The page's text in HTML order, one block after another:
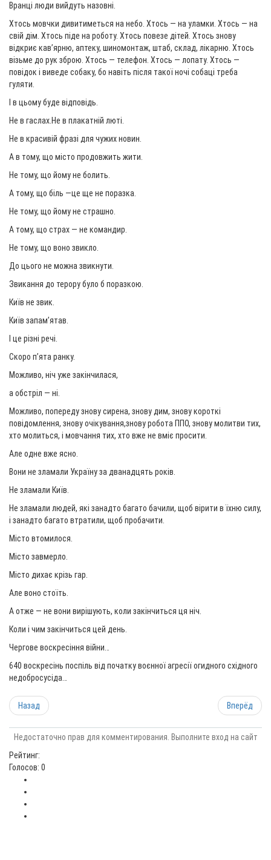
Вранці люди вийдуть назовні.
Хтось мовчки дивитиметься на небо. Хтось — на уламки. Хтось — на
свій дім. Хтось піде на роботу. Хтось повезе дітей. Хтось знову
відкриє кав’ярню, аптеку, шиномонтаж, штаб, склад, лікарню. Хтось
візьме до рук зброю. Хтось — телефон. Хтось — лопату. Хтось —
повідок і виведе собаку, бо навіть після такої ночі собаці треба
гуляти.
І в цьому буде відповідь.
Не в гаслах.Не в плакатній люті.
Не в красивій фразі для чужих новин.
А в тому, що місто продовжить жити.
Не тому, що йому не болить.
А тому, що біль —це ще не поразка.
Не тому, що йому не страшно.
А тому, що страх — не командир.
Не тому, що воно звикло.
До цього не можна звикнути.
Звикання до терору було б поразкою.
Київ не звик.
Київ запам’ятав.
І це різні речі.
Скоро п’ята ранку.
Можливо, ніч уже закінчилася,
а обстріл — ні.
Можливо, попереду знову сирена, знову дим, знову короткі
повідомлення, знову очікування,знову робота ППО, знову молитви тих,
хто молиться, і мовчання тих, хто вже не вміє просити.
Але одне вже ясно.
Вони не зламали Україну за дванадцять років.
Не зламали Київ.
Не зламали людей, які занадто багато бачили, щоб вірити в їхню силу,
і занадто багато втратили, щоб пробачити.
Місто втомилося.
Місто завмерло.
Місто дихає крізь гар.
Але воно стоїть.
А отже — не вони вирішують, коли закінчиться ця ніч.
Коли і чим закінчиться цей день.
Чергове воскресіння війни…
640 воскресінь поспіль від початку воєнної агресії огидного східного
недобросусіда…
Назад Вперёд
Недостаточно прав для комментирования. Выполните вход на сайт
Рейтинг:
Голосов: 0